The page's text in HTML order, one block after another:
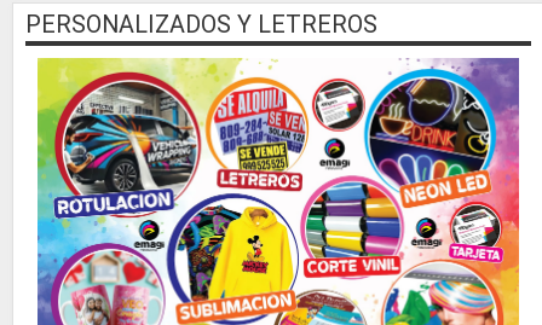
PERSONALIZADOS Y LETREROS